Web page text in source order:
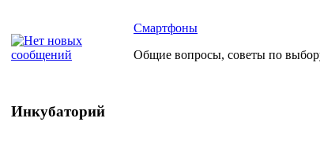
Смартфоны
Общие вопросы, советы по
Инкубаторий